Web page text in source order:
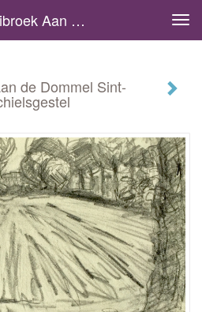
Thea Hennevelt - Dooibroek Aan De Dommel Sint-Michielsgestel
de Dommel Sint-